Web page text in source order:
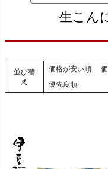
生こん
並び替
え
価格が安い順
優先度順